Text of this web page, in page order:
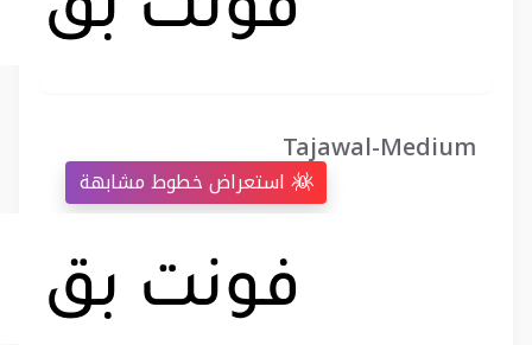
Tajawal-Medium